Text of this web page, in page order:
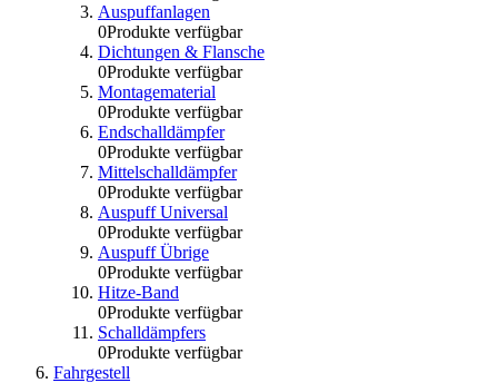
Auspuffanlagen
0Produkte verfügbar
Dichtungen & Flansche
0Produkte verfügbar
Montagematerial
0Produkte verfügbar
Endschalldämpfer
0Produkte verfügbar
Mittelschalldämpfer
0Produkte verfügbar
Auspuff Universal
0Produkte verfügbar
Auspuff Übrige
0Produkte verfügbar
Hitze-Band
0Produkte verfügbar
Schalldämpfers
0Produkte verfügbar
Fahrgestell